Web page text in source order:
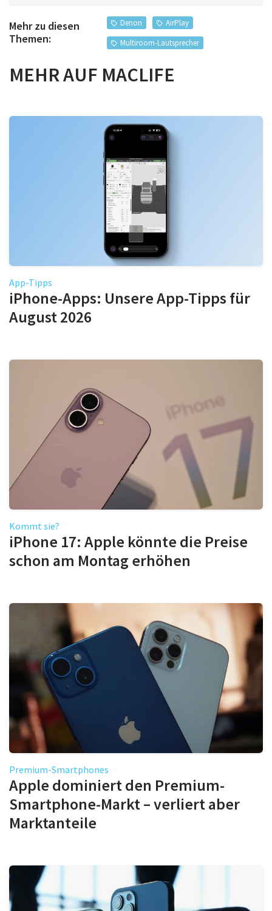
Mehr zu diesen
Themen:
Denon
AirPlay
Multiroom-Lautsprecher
MEHR AUF MACLIFE
App-Tipps
iPhone-Apps: Unsere App-Tipps für
August 2026
Kommt sie?
iPhone 17: Apple könnte die Preise
schon am Montag erhöhen
Premium-Smartphones
Apple dominiert den Premium-
Smartphone-Markt – verliert aber
Marktanteile